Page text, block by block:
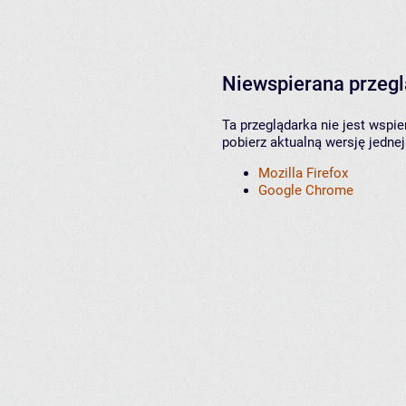
Niewspierana
Ta przeglądarka nie jest
pobierz aktualną wersję
Mozilla Firefox
Google Chrome